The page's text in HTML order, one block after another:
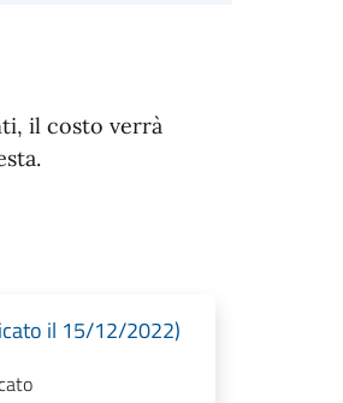
il costo verrà
il 15/12/2022)